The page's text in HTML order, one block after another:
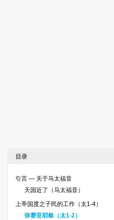
目录
引言 — 关于马太福音
天国近了（马太福音）
上帝国度之子民的工作（太1-4）
弥赛亚耶稣（太1-2）